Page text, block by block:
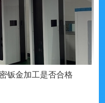
钣金加工是否合格